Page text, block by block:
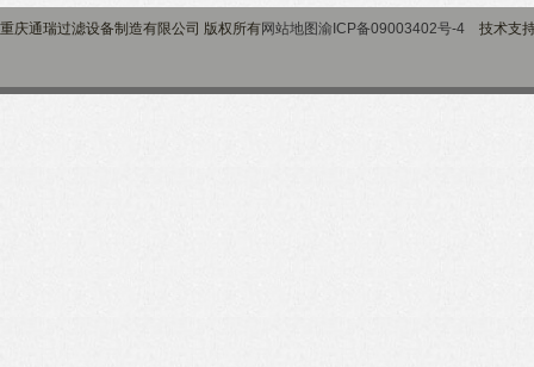
重庆通瑞过滤设备制造有限公司 版权所有网站地图渝ICP备09003402号-4 技术支